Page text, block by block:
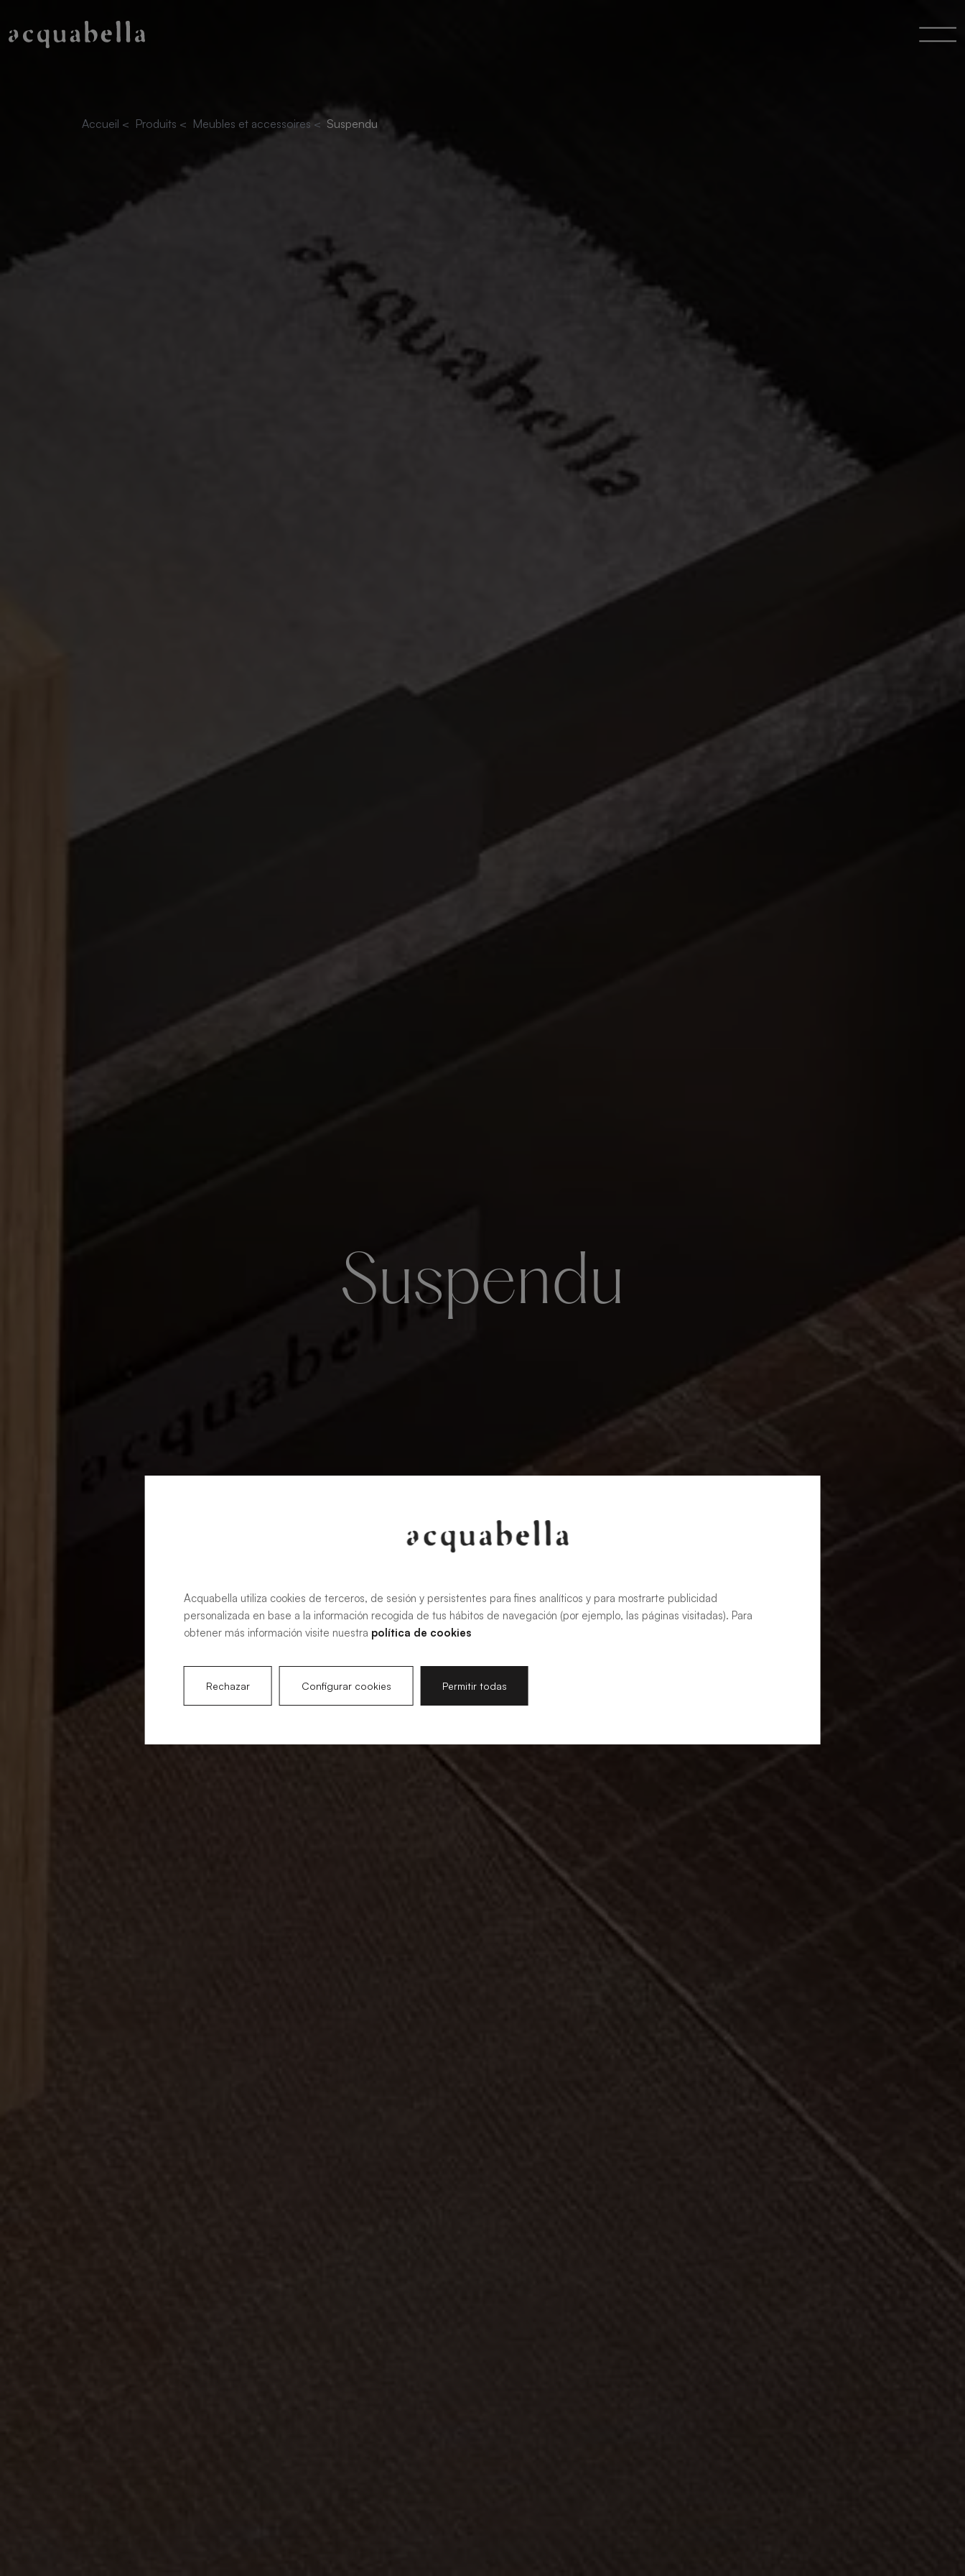
Accueil < Produits < Meubles et accessoires < Suspendu
Suspendu
Acquabella utiliza cookies de terceros, de sesión y persistentes para fines analíticos y para mostrarte publicidad
personalizada en base a la información recogida de tus hábitos de navegación (por ejemplo, las páginas visitadas). Para
obtener más información visite nuestra política de cookies
Rechazar Configurar cookies Permitir todas